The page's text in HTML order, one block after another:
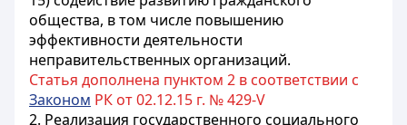
общества, в том числе повышению
эффективности деятельности
неправительственных организаций.
Статья дополнена пунктом 2 в соответствии с
Законом РК от 02.12.15 г. № 429-V
2. Реализация государственного социального